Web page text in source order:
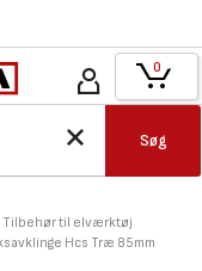
Søg
0
Tilbehør til elværktøj
Hcs Træ 85mm